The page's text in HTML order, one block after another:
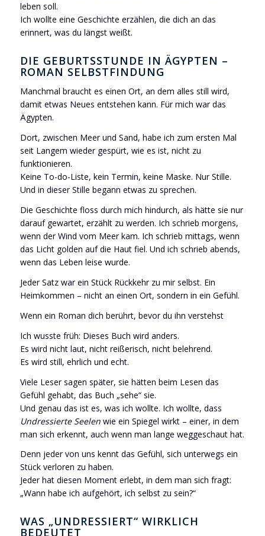
leben soll.
Ich wollte eine Geschichte erzählen, die dich an das
erinnert, was du längst weißt.
DIE GEBURTSSTUNDE IN ÄGYPTEN –
ROMAN SELBSTFINDUNG
Manchmal braucht es einen Ort, an dem alles still wird,
damit etwas Neues entstehen kann. Für mich war das
Ägypten.
Dort, zwischen Meer und Sand, habe ich zum ersten Mal
seit Langem wieder gespürt, wie es ist, nicht zu
funktionieren.
Keine To-do-Liste, kein Termin, keine Maske. Nur Stille.
Und in dieser Stille begann etwas zu sprechen.
Die Geschichte floss durch mich hindurch, als hätte sie nur
darauf gewartet, erzählt zu werden. Ich schrieb morgens,
wenn der Wind vom Meer kam. Ich schrieb mittags, wenn
das Licht golden auf die Haut fiel. Und ich schrieb abends,
wenn das Leben leise wurde.
Jeder Satz war ein Stück Rückkehr zu mir selbst. Ein
Heimkommen – nicht an einen Ort, sondern in ein Gefühl.
Wenn ein Roman dich berührt, bevor du ihn verstehst
Ich wusste früh: Dieses Buch wird anders.
Es wird nicht laut, nicht reißerisch, nicht belehrend.
Es wird still, ehrlich und echt.
Viele Leser sagen später, sie hätten beim Lesen das
Gefühl gehabt, das Buch „sehe“ sie.
Und genau das ist es, was ich wollte. Ich wollte, dass
Undressierte Seelenwie ein Spiegel wirkt – einer, in dem
man sich erkennt, auch wenn man lange weggeschaut hat.
Denn jeder von uns kennt das Gefühl, sich unterwegs ein
Stück verloren zu haben.
Jeder hat diesen Moment erlebt, in dem man sich fragt:
„Wann habe ich aufgehört, ich selbst zu sein?“
WAS „UNDRESSIERT“ WIRKLICH
BEDEUTET